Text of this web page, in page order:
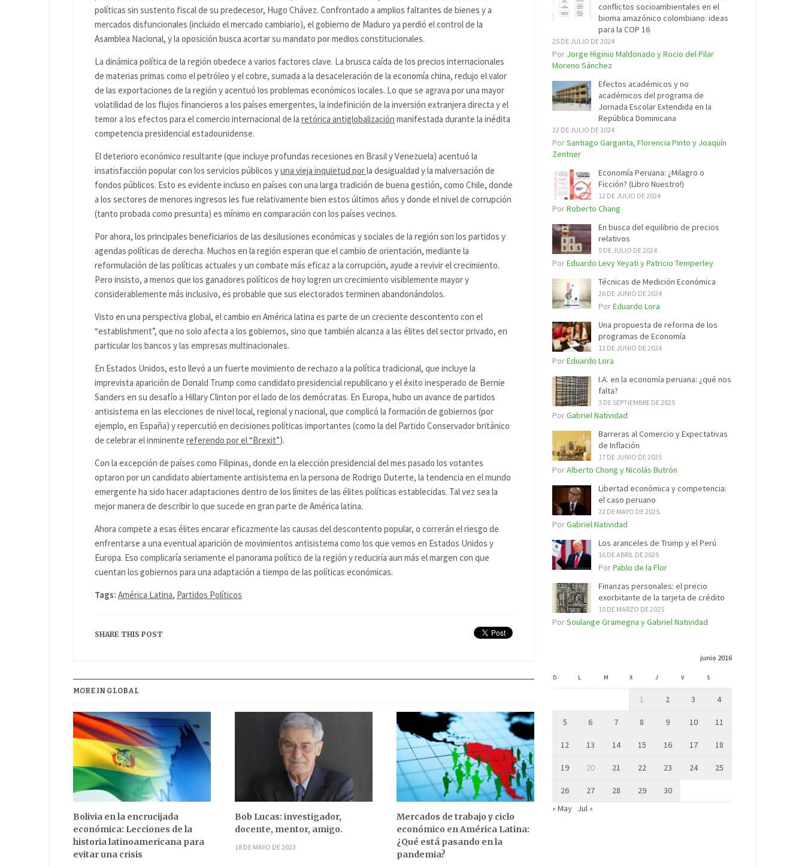
políticas sin sustento fiscal de su predecesor, Hugo Chávez. Confrontado a amplios faltantes de bienes y a
mercados disfuncionales (incluido el mercado cambiario), el gobierno de Maduro ya perdió el control de la
Asamblea Nacional, y la oposición busca acortar su mandato por medios constitucionales.
La dinámica política de la región obedece a varios factores clave. La brusca caída de los precios internacionales
de materias primas como el petróleo y el cobre, sumada a la desaceleración de la economía china, redujo el valor
de las exportaciones de la región y acentuó los problemas económicos locales. Lo que se agrava por una mayor
volatilidad de los flujos financieros a los países emergentes, la indefinición de la inversión extranjera directa y el
temor a los efectos para el comercio internacional de la retórica antiglobalización manifestada durante la inédita
competencia presidencial estadounidense.
El deterioro económico resultante (que incluye profundas recesiones en Brasil y Venezuela) acentuó la
insatisfacción popular con los servicios públicos yuna vieja inquietud porla desigualdad y la malversación de
fondos públicos. Esto es evidente incluso en países con una larga tradición de buena gestión, como Chile, donde
a los sectores de menores ingresos les fue relativamente bien estos últimos años y donde el nivel de corrupción
(tanto probada como presunta) es mínimo en comparación con los países vecinos.
Por ahora, los principales beneficiarios de las desilusiones económicas y sociales de la región son los partidos y
agendas políticas de derecha. Muchos en la región esperan que el cambio de orientación, mediante la
reformulación de las políticas actuales y un combate más eficaz a la corrupción, ayude a revivir el crecimiento.
Pero insisto, a menos que los ganadores políticos de hoy logren un crecimiento visiblemente mayor y
considerablemente más inclusivo, es probable que sus electorados terminen abandonándolos.
Visto en una perspectiva global, el cambio en América latina es parte de un creciente descontento con el
“establishment”, que no solo afecta a los gobiernos, sino que también alcanza a las élites del sector privado, en
particular los bancos y las empresas multinacionales.
En Estados Unidos, esto llevó a un fuerte movimiento de rechazo a la política tradicional, que incluye la
imprevista aparición de Donald Trump como candidato presidencial republicano y el éxito inesperado de Bernie
Sanders en su desafío a Hillary Clinton por el lado de los demócratas. En Europa, hubo un avance de partidos
antisistema en las elecciones de nivel local, regional y nacional, que complicó la formación de gobiernos (por
ejemplo, en España) y repercutió en decisiones políticas importantes (como la del Partido Conservador británico
de celebrar el inminente referendo por el “Brexit”).
Con la excepción de países como Filipinas, donde en la elección presidencial del mes pasado los votantes
optaron por un candidato abiertamente antisistema en la persona de Rodrigo Duterte, la tendencia en el mundo
emergente ha sido hacer adaptaciones dentro de los límites de las élites políticas establecidas. Tal vez sea la
mejor manera de describir lo que sucede en gran parte de América latina.
Ahora compete a esas élites encarar eficazmente las causas del descontento popular, o correrán el riesgo de
enfrentarse a una eventual aparición de movimientos antisistema como los que vemos en Estados Unidos y
Europa. Eso complicaría seriamente el panorama político de la región y reduciría aun más el margen con que
cuentan los gobiernos para una adaptación a tiempo de las políticas económicas.
Tags: América Latina, Partidos Políticos
SHARE THIS POST
MORE IN GLOBAL
Bolivia en la encrucijada
económica: Lecciones de la
historia latinoamericana para
evitar una crisis
Bob Lucas: investigador,
docente, mentor, amigo.
18 DE MAYO DE 2023
Mercados de trabajo y ciclo
económico en América Latina:
¿Qué está pasando en la
pandemia?
conflictos socioambientales en el
bioma amazónico colombiano: ideas
para la COP 16
25 DE JULIO DE 2024
Por Jorge Higinio Maldonado y Rocio del Pilar
Moreno Sánchez
Efectos académicos y no
académicos del programa de
Jornada Escolar Extendida en la
República Dominicana
22 DE JULIO DE 2024
PorSantiago Garganta, Florencia Pinto y Joaquín
Zentner
Economía Peruana: ¿Milagro o
Ficción? (Libro Nuestro!)
12 DE JULIO DE 2024
PorRoberto Chang
En busca del equilibrio de precios
relativos
5 DE JULIO DE 2024
PorEduardo Levy Yeyati y Patricio Temperley
Técnicas de Medición Económica
26 DE JUNIO DE 2024
PorEduardo Lora
Una propuesta de reforma de los
programas de Economía
12 DE JUNIO DE 2024
PorEduardo Lora
I.A. en la economía peruana: ¿qué nos
falta?
3 DE SEPTIEMBRE DE 2025
PorGabriel Natividad
Barreras al Comercio y Expectativas
de Inflación
17 DE JUNIO DE 2025
PorAlberto Chong y Nicolás Butrón
Libertad económica y competencia:
el caso peruano
22 DE MAYO DE 2025
PorGabriel Natividad
Los aranceles de Trump y el Perú
16 DE ABRIL DE 2025
PorPablo de la Flor
Finanzas personales: el precio
exorbitante de la tarjeta de crédito
10 DE MARZO DE 2025
PorSoulange Gramegna y Gabriel Natividad
junio 2016
D L M X J V S
1 2 3 4
5 6 7 8 9 10 11
12 13 14 15 16 17 18
19 20 21 22 23 24 25
26 27 28 29
30
« May Jul »